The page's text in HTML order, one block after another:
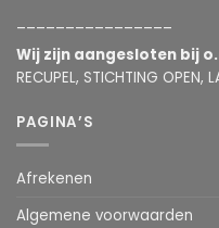
Wij zijn aangesloten bij
RECUPEL, STICHTING OPEN,
PAGINA’S
Afrekenen
Algemene voorwaarden